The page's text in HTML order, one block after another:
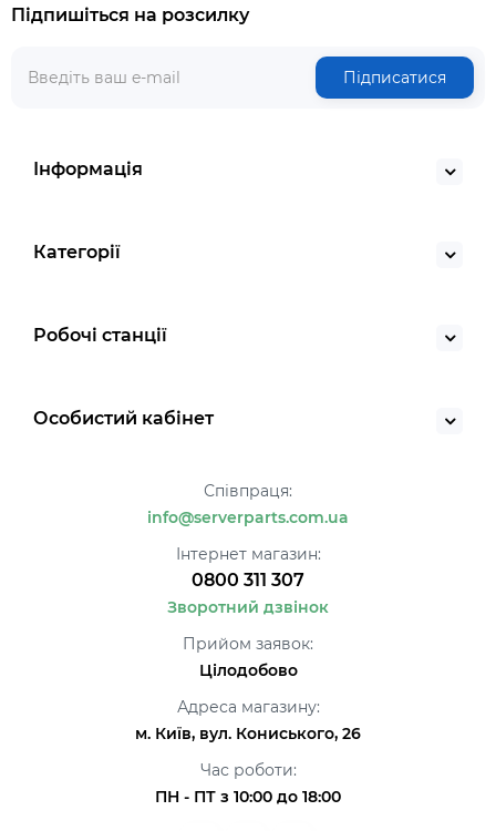
Підпишіться на розсилку
Підписатися
Інформація
Категорії
Робочі станції
Особистий кабінет
Співпраця:
info@serverparts.com.ua
Інтернет магазин:
0800 311 307
Зворотний дзвінок
Прийом заявок:
Цілодобово
Адреса магазину:
м. Київ, вул. Кониського, 26
Час роботи:
ПН - ПТ з 10:00 до 18:00